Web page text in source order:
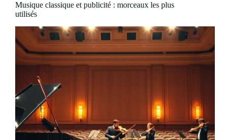
Musique classique et publicité : morceaux les plus
utilisés